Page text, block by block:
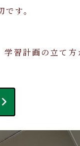
す。
習計画の立て